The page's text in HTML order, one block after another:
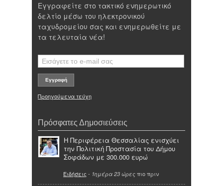
Εγγραφείτε στο τακτικό ενημερωτικό
δελτίο μέσω του ηλεκτρονικού
ταχυδρομείου σας και ενημερωθείτε με
τα τελευταία νέα!
Προηγούμενα τεύχη
Πρόσφατες Δημοσιεύσεις
Η Περιφέρεια Θεσσαλίας ενισχύει
την Πολιτική Προστασία του Δήμου
Σοφάδων με 300.000 ευρώ
Ειδήσεις - 1ημέρα 23 ώρες πιο πριν